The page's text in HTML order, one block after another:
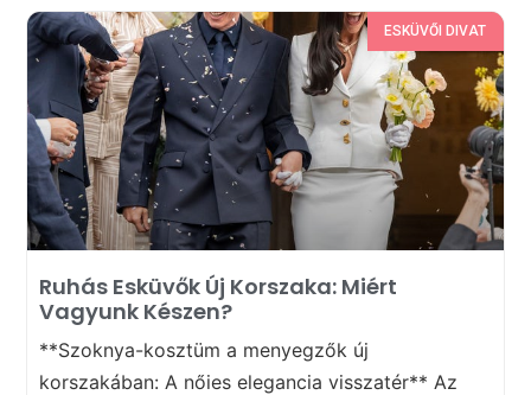
ESKÜVŐI DIVAT
Ruhás Esküvők Új Korszaka: Miért
Vagyunk Készen?
**Szoknya-kosztüm a menyegzők új
korszakában: A nőies elegancia visszatér** Az